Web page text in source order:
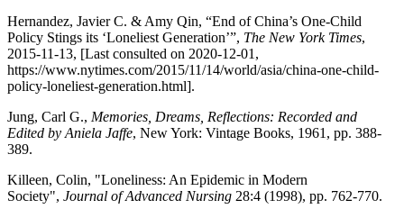
Hernandez, Javier C. & Amy Qin, “End of China’s One-Child
Policy Stings its ‘Loneliest Generation’”, The New York Times,
2015-11-13, [Last consulted on 2020-12-01,
https://www.nytimes.com/2015/11/14/world/asia/china-one-child-
policy-loneliest-generation.html].
Jung, Carl G., Memories, Dreams, Reflections: Recorded and
Edited by Aniela Jaffe, New York: Vintage Books, 1961, pp. 388-
389.
Killeen, Colin, "Loneliness: An Epidemic in Modern
Society", Journal of Advanced Nursing 28:4 (1998), pp. 762-770.